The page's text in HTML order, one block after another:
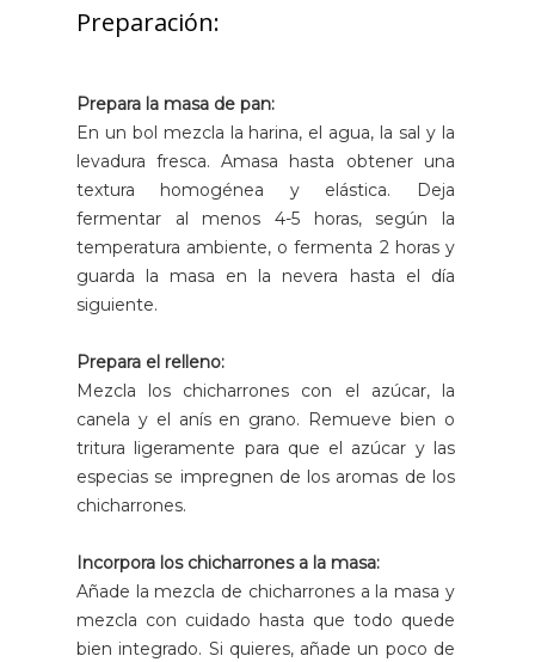
Preparación:
Prepara la masa de pan:
En un bol mezcla la harina, el agua, la sal y la
levadura fresca. Amasa hasta obtener una
textura homogénea y elástica. Deja
fermentar al menos 4-5 horas, según la
temperatura ambiente, o fermenta 2 horas y
guarda la masa en la nevera hasta el día
siguiente.
Prepara el relleno:
Mezcla los chicharrones con el azúcar, la
canela y el anís en grano. Remueve bien o
tritura ligeramente para que el azúcar y las
especias se impregnen de los aromas de los
chicharrones.
Incorpora los chicharrones a la masa:
Añade la mezcla de chicharrones a la masa y
mezcla con cuidado hasta que todo quede
bien integrado. Si quieres, añade un poco de